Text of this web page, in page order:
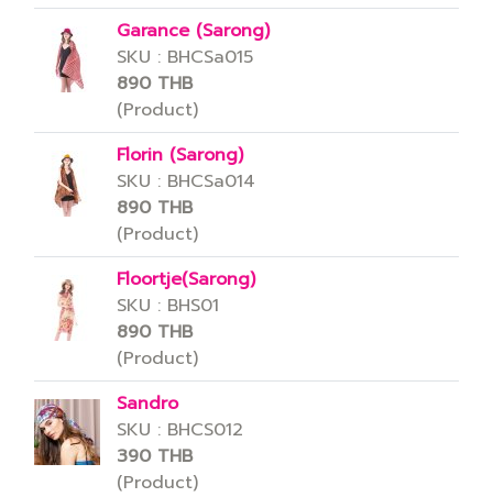
Garance (Sarong)
SKU : BHCSa015
890 THB
(Product)
Florin (Sarong)
SKU : BHCSa014
890 THB
(Product)
Floortje(Sarong)
SKU : BHS01
890 THB
(Product)
Sandro
SKU : BHCS012
390 THB
(Product)